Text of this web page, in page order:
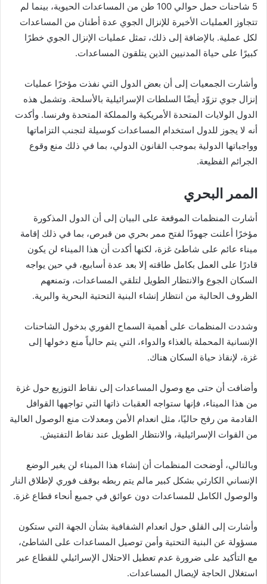
5 شاحنات حمل حوالي 100 طن من المساعدات الحيوية، بينما لم
تتجاوز العمليات الأخيرة للإنزال الجوي عدة أطنان من المساعدات
لكل عملية. بالإضافة إلى ذلك، تمثل عمليات الإنزال الجوي خطرًا
كبيرًا على حياة المدنيين الذين يتلقون المساعدات.
وأشارت الجمعيات إلى أن بعض الدول التي نفذت مؤخرًا عمليات
إنزال جوي تزوّد أيضًا السلطات الإسرائيلية بالأسلحة. وتشمل هذه
الدول الولايات المتحدة الأمريكية والمملكة المتحدة وفرنسا. وأكدت
أنه لا يجوز للدول استخدام المساعدات كوسيلة لتجنب التزاماتها
وواجباتها الدولية بموجب القانون الدولي، بما في ذلك منع وقوع
الجرائم الفظيعة.
الممر البحري
أشارت المنظمات الموقعة على البيان إلى أن الدول المذكورة
مؤخرًا أعلنت جهودًا لفتح ممر بحري من قبرص، بما في ذلك إقامة
ميناء عائم على شاطئ غزة، لكنها أكدت أن هذا الميناء لن يكون
قادرًا على العمل بكامل طاقته إلا بعد عدة أسابيع، في حين يواجه
السكان الجوع والانتظار الطويل لتلقي المساعدات، وتمنعهم
الظروف الحالية من انتظار إنشاء البنية التحتية البحرية والبرية.
وشددت المنظمات على أهمية السماح الفوري بدخول الشاحنات
الإنسانية المحملة بالغذاء والدواء، التي يتم حالياً منع دخولها إلى
غزة، لإنقاذ حياة السكان هناك.
وأضافت أن حتى مع وصول المساعدات إلى نقاط التوزيع حول غزة
من هذا الميناء، فإنها ستواجه العقبات ذاتها التي تواجهها القوافل
القادمة من رفح حاليًا، مثل انعدام الأمن ومعدلات منع الوصول العالية
من القوات الإسرائيلية، والانتظار الطويل عند نقاط التفتيش.
وبالتالي، أوضحت المنظمات أن إنشاء هذا الميناء لن يغير الوضع
الإنساني الكارثي بشكل كبير مالم يتم ربطه بوقف فوري لإطلاق النار
والوصول الكامل للمساعدات دون عوائق في جميع أنحاء قطاع غزة.
وأشارت إلى القلق حول انعدام الشفافية بشأن الجهة التي ستكون
مسؤولة عن البنية التحتية وأمن توصيل المساعدات على الشاطئ،
مع التأكيد على ضرورة عدم تعطيل الاحتلال الإسرائيلي للقطاع عبر
استغلال الحاجة لإيصال المساعدات.